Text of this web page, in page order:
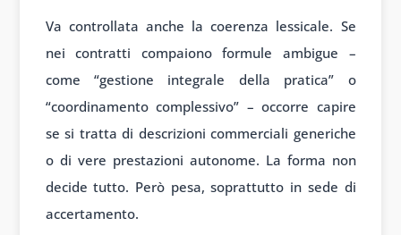
Va controllata anche la coerenza lessicale. Se
nei contratti compaiono formule ambigue –
come “gestione integrale della pratica” o
“coordinamento complessivo” – occorre capire
se si tratta di descrizioni commerciali generiche
o di vere prestazioni autonome. La forma non
decide tutto. Però pesa, soprattutto in sede di
accertamento.